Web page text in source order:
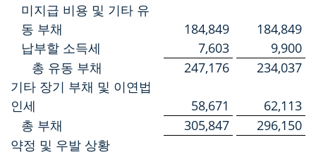
미지급 비용 및 기타 유
동 부채
184,849
184,849
납부할 소득세
7,603
9,900
총 유동 부채
247,176
234,037
기타 장기 부채 및 이연법
인세
58,671
62,113
총 부채
305,847
296,150
약정 및 우발 상황